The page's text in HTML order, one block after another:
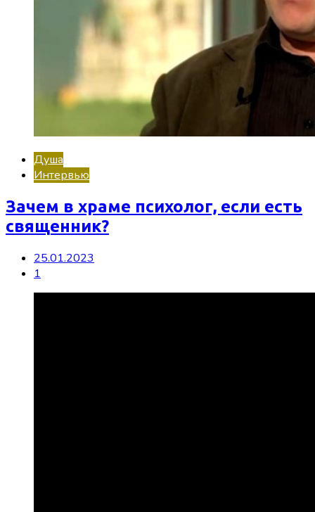
Душа
Интервью
Зачем в храме психолог, если есть
священник?
25.01.2023
1